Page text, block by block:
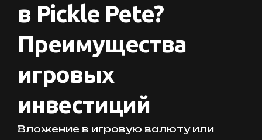
в Pickle Pete?
Преимущества
игровых
инвестиций
Вложение в игровую валюту или